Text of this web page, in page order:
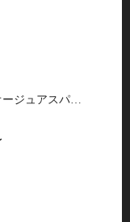
ジュアスパ…